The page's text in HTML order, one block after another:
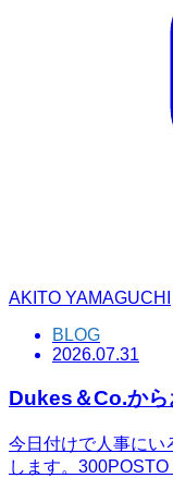
AKITO YAMAGUCHI
BLOG
2026.07.31
Dukes＆Co.から
今日付けで人事にい
します。